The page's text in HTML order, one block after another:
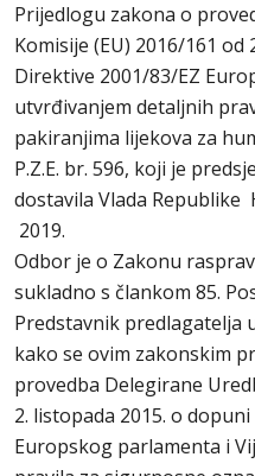
Prijedlogu zakona o
Komisije (EU) 2016/161
Direktive 2001/83/EZ
utvrđivanjem detaljnih
pakiranjima lijekova za
P.Z.E. br. 596, koji je
dostavila Vlada Republike
2019.
Odbor je o Zakonu
sukladno s člankom 85.
Predstavnik predlagatelja
kako se ovim zakonskim
provedba Delegirane
2. listopada 2015. o
Europskog parlamenta i